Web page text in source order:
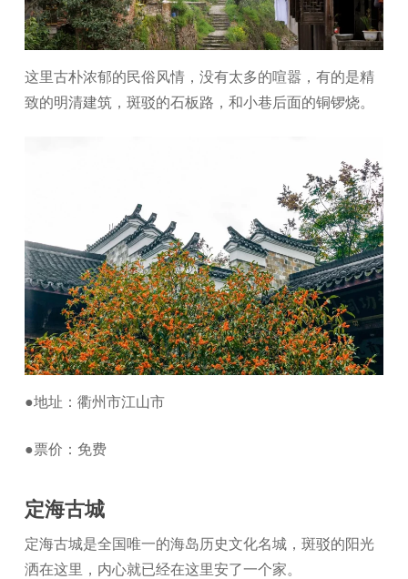
这里古朴浓郁的民俗风情，没有太多的喧嚣，有的是精
致的明清建筑，斑驳的石板路，和小巷后面的铜锣烧。
●地址：衢州市江山市
●票价：免费
定海古城
定海古城是全国唯一的海岛历史文化名城，斑驳的阳光
洒在这里，内心就已经在这里安了一个家。